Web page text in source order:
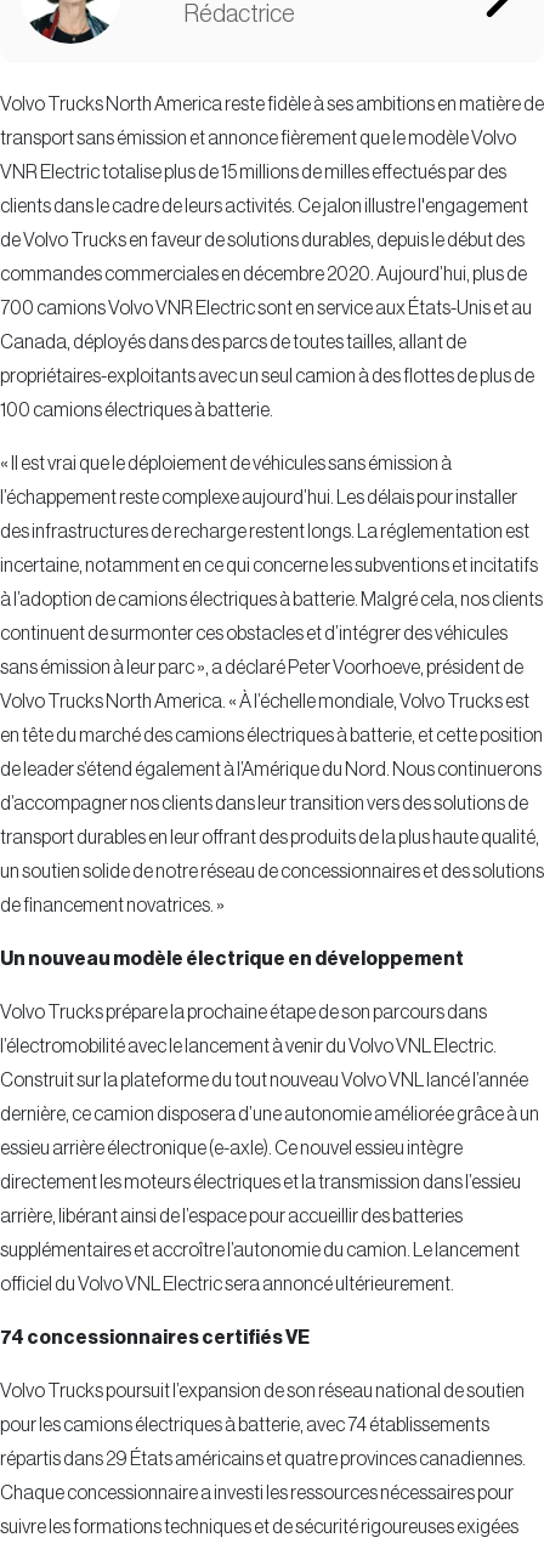
Rédactrice
Volvo Trucks North America reste fidèle à ses ambitions en matière de
transport sans émission et annonce fièrement que le modèle Volvo
VNR Electric totalise plus de 15 millions de milles effectués par des
clients dans le cadre de leurs activités. Ce jalon illustre l'engagement
de Volvo Trucks en faveur de solutions durables, depuis le début des
commandes commerciales en décembre 2020. Aujourd’hui, plus de
700 camions Volvo VNR Electric sont en service aux États-Unis et au
Canada, déployés dans des parcs de toutes tailles, allant de
propriétaires-exploitants avec un seul camion à des flottes de plus de
100 camions électriques à batterie.
« Il est vrai que le déploiement de véhicules sans émission à
l’échappement reste complexe aujourd’hui. Les délais pour installer
des infrastructures de recharge restent longs. La réglementation est
incertaine, notamment en ce qui concerne les subventions et incitatifs
à l’adoption de camions électriques à batterie. Malgré cela, nos clients
continuent de surmonter ces obstacles et d’intégrer des véhicules
sans émission à leur parc », a déclaré Peter Voorhoeve, président de
Volvo Trucks North America. « À l’échelle mondiale, Volvo Trucks est
en tête du marché des camions électriques à batterie, et cette position
de leader s’étend également à l’Amérique du Nord. Nous continuerons
d’accompagner nos clients dans leur transition vers des solutions de
transport durables en leur offrant des produits de la plus haute qualité,
un soutien solide de notre réseau de concessionnaires et des solutions
de financement novatrices. »
Un nouveau modèle électrique en développement
Volvo Trucks prépare la prochaine étape de son parcours dans
l’électromobilité avec le lancement à venir du Volvo VNL Electric.
Construit sur la plateforme du tout nouveau Volvo VNL lancé l’année
dernière, ce camion disposera d’une autonomie améliorée grâce à un
essieu arrière électronique (e-axle). Ce nouvel essieu intègre
directement les moteurs électriques et la transmission dans l’essieu
arrière, libérant ainsi de l’espace pour accueillir des batteries
supplémentaires et accroître l’autonomie du camion. Le lancement
officiel du Volvo VNL Electric sera annoncé ultérieurement.
74 concessionnaires certifiés VE
Volvo Trucks poursuit l’expansion de son réseau national de soutien
pour les camions électriques à batterie, avec 74 établissements
répartis dans 29 États américains et quatre provinces canadiennes.
Chaque concessionnaire a investi les ressources nécessaires pour
suivre les formations techniques et de sécurité rigoureuses exigées